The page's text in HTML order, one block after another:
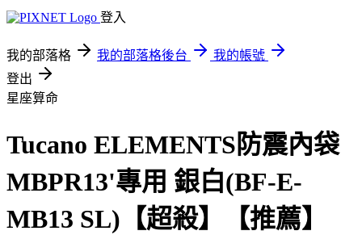
登入
我的部落格 我的部落格後台
我的帳號
登出
星座算命
Tucano ELEMENTS防震內袋
MBPR13'專用 銀白(BF-E-
MB13 SL)【超殺】【推薦】